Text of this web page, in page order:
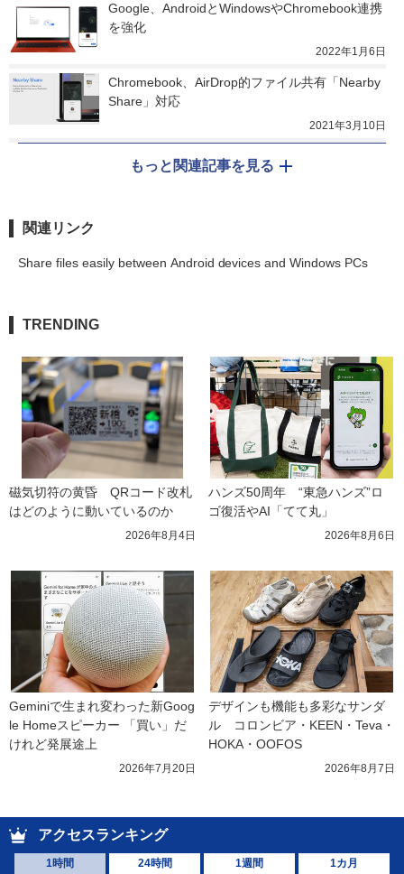
Google、AndroidとWindowsやChromebook連携
を強化
2022年1月6日
Chromebook、AirDrop的ファイル共有「Nearby
Share」対応
2021年3月10日
もっと関連記事を見る
関連リンク
Share files easily between Android devices and Windows PCs
TRENDING
磁気切符の黄昏　QRコード改札
はどのように動いているのか
2026年8月4日
ハンズ50周年　“東急ハンズ”ロ
ゴ復活やAI「てて丸」
2026年8月6日
Geminiで生まれ変わった新Goog
le Homeスピーカー 「買い」だ
けれど発展途上
2026年7月20日
デザインも機能も多彩なサンダ
ル　コロンビア・KEEN・Teva・
HOKA・OOFOS
2026年8月7日
アクセスランキング
1時間 24時間 1週間 1カ月